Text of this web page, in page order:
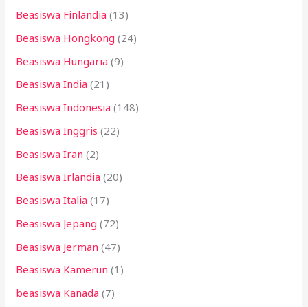
Beasiswa Finlandia (13)
Beasiswa Hongkong (24)
Beasiswa Hungaria (9)
Beasiswa India (21)
Beasiswa Indonesia (148)
Beasiswa Inggris (22)
Beasiswa Iran (2)
Beasiswa Irlandia (20)
Beasiswa Italia (17)
Beasiswa Jepang (72)
Beasiswa Jerman (47)
Beasiswa Kamerun (1)
beasiswa Kanada (7)